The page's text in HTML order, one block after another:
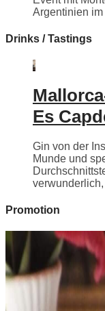
Argentinien
Drinks / Tastings
Es
Gin von der
Munde und
Promotion